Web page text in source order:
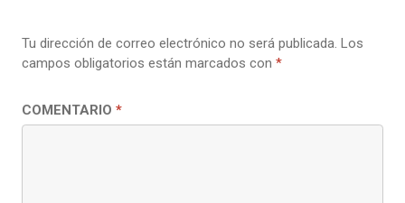
Tu dirección de correo electrónico no será publicada. Los
campos obligatorios están marcados con *
COMENTARIO *